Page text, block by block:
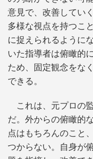
意見で、改善してい
多様な視点を持つこ
に捉えられるように
いた指導者は俯瞰的
ため、固定観念をな
できる。
これは、元プロの
だ。外からの俯瞰的
点はもちろんのこと
つからない。自身が